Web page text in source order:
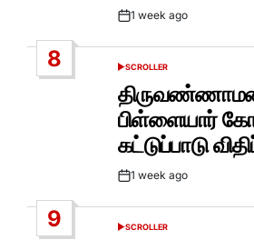
Post1 week ago
8
POSTED
SCROLLER
பிள்ளையார்
கட்டுப்பாடு
Post1 week ago
9
POSTED
SCROLLER